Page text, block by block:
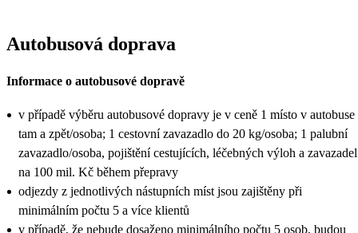
Autobusová doprava
Informace o autobusové dopravě
v případě výběru autobusové dopravy je v ceně 1 místo v autobuse
tam a zpět/osoba; 1 cestovní zavazadlo do 20 kg/osoba; 1 palubní
zavazadlo/osoba, pojištění cestujících, léčebných výloh a zavazadel
na 100 mil. Kč během přepravy
odjezdy z jednotlivých nástupních míst jsou zajištěny při
minimálním počtu 5 a více klientů
v případě, že nebude dosaženo minimálního počtu 5 osob, budou